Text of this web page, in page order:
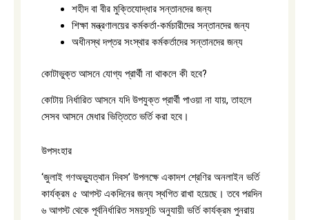
শহীদ বা বীর মুক্তিযোদ্ধার সন্তানদের জন্য
শিক্ষা মন্ত্রণালয়ের কর্মকর্তা-কর্মচারীদের সন্তানদের জন্য
অধীনস্থ দপ্তর সংস্থার কর্মকর্তাদের সন্তানদের জন্য
কোটাভুক্ত আসনে যোগ্য প্রার্থী না থাকলে কী হবে?
কোটায় নির্ধারিত আসনে যদি উপযুক্ত প্রার্থী পাওয়া না যায়, তাহলে
সেসব আসনে মেধার ভিত্তিতে ভর্তি করা হবে।
উপসংহার
‘জুলাই গণঅভ্যুত্থান দিবস’ উপলক্ষে একাদশ শ্রেণির অনলাইন ভর্তি
কার্যক্রম ৫ আগস্ট একদিনের জন্য স্থগিত রাখা হয়েছে। তবে পরদিন
৬ আগস্ট থেকে পূর্বনির্ধারিত সময়সূচি অনুযায়ী ভর্তি কার্যক্রম পুনরায়